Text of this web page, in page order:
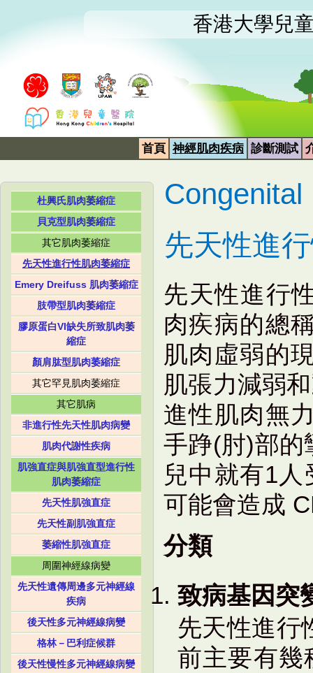
香港大學兒
首頁 神經肌肉疾病 診斷測試
杜興氏肌肉萎縮症
貝克型肌肉萎縮症
其它肌肉萎縮症
先天性進行性肌肉萎縮症
Emery Dreifuss 肌肉萎縮症
肢帶型肌肉萎縮症
膠原蛋白VI缺失所致肌肉萎
縮症
顏肩肱型肌肉萎縮症
其它罕見肌肉萎縮症
其它肌病
非進行性先天性肌肉病變
肌肉代謝性疾病
肌強直症與肌強直型進行性
肌肉萎縮症
先天性肌強直症
先天性副肌強直症
萎縮性肌強直症
周圍神經線病變
先天性遺傳周邊多元神經線
疾病
後天性多元神經線病變
格林－巴利症候群
後天性慢性多元神經線病變
先天性進
先天性進行
肉疾病的總
肌肉虛弱的
肌張力減弱
進性肌肉無
手踭(肘)部的
兒中就有1
可能會造成
分類
致病基因突
先天性進行
前主要有幾